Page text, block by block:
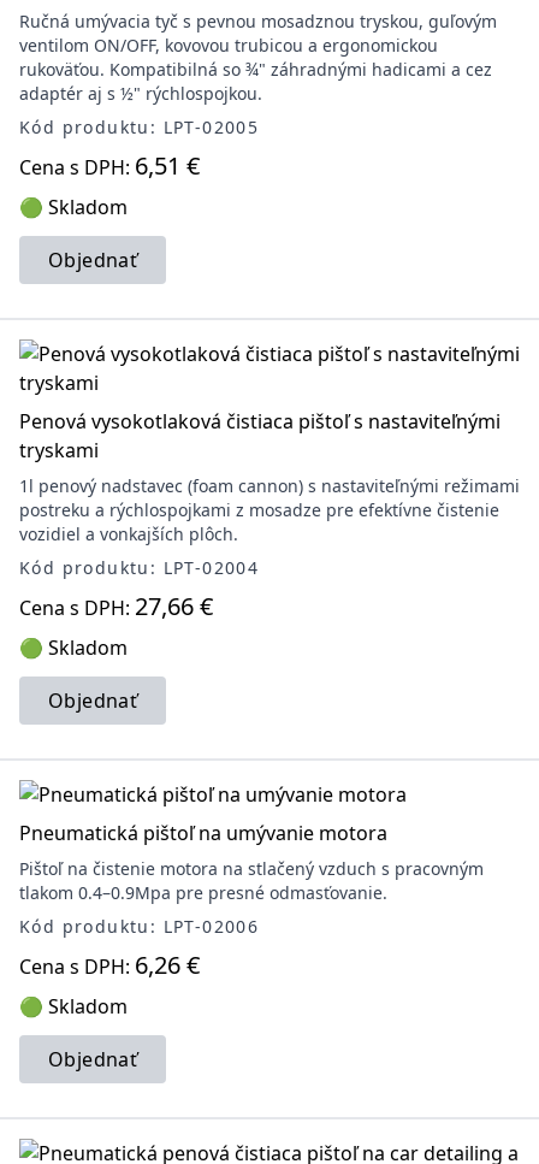
Ručná umývacia tyč s pevnou mosadznou tryskou, guľovým
ventilom ON/OFF, kovovou trubicou a ergonomickou
rukoväťou. Kompatibilná so ¾" záhradnými hadicami a cez
adaptér aj s ½" rýchlospojkou.
Kód produktu: LPT-02005
Cena s DPH: 6,51 €
🟢 Skladom
Objednať
Penová vysokotlaková čistiaca pištoľ s nastaviteľnými
tryskami
1l penový nadstavec (foam cannon) s nastaviteľnými režimami
postreku a rýchlospojkami z mosadze pre efektívne čistenie
vozidiel a vonkajších plôch.
Kód produktu: LPT-02004
Cena s DPH: 27,66 €
🟢 Skladom
Objednať
Pneumatická pištoľ na umývanie motora
Pištoľ na čistenie motora na stlačený vzduch s pracovným
tlakom 0.4–0.9Mpa pre presné odmasťovanie.
Kód produktu: LPT-02006
Cena s DPH: 6,26 €
🟢 Skladom
Objednať